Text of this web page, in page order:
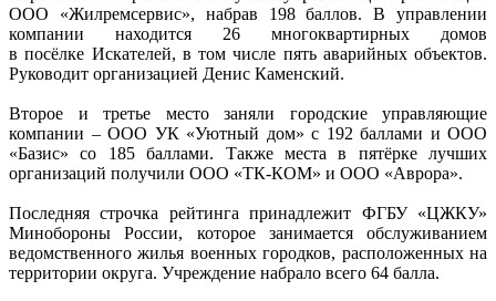
ООО «Жилремсервис», набрав 198 баллов. В управлении
компании находится 26 многоквартирных домов
в посёлке Искателей, в том числе пять аварийных объектов.
Руководит организацией Денис Каменский.
Второе и третье место заняли городские управляющие
компании – ООО УК «Уютный дом» с 192 баллами и ООО
«Базис» со 185 баллами. Также места в пятёрке лучших
организаций получили ООО «ТК-КОМ» и ООО «Аврора».
Последняя строчка рейтинга принадлежит ФГБУ «ЦЖКУ»
Минобороны России, которое занимается обслуживанием
ведомственного жилья военных городков, расположенных на
территории округа. Учреждение набрало всего 64 балла.